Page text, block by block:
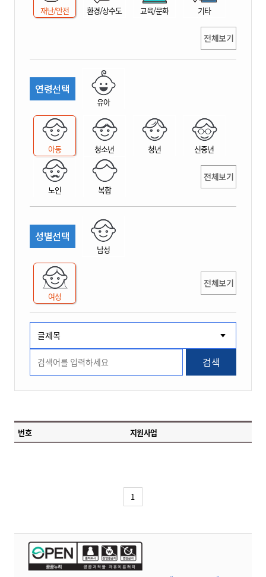
재난/안전 환경/상수도 교육/문화 기타
전체보기
연령선택
유아
아동 청소년 청년 신중년
노인 복합
전체보기
성별선택
남성
여성
전체보기
검색
번호 지원사업
1